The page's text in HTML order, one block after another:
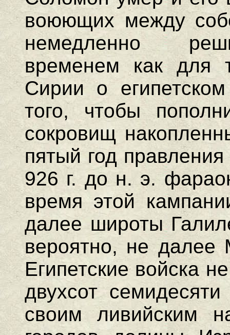
воюющих между
немедленно
временем как для
Сирии о
того, чтобы
сокровищ
пятый год
926 г. до н. э.
время этой
далее широты
вероятно, не
Египетские войска
двухсот
своим ливийским